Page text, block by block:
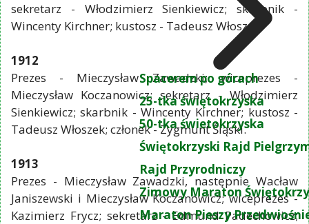
Spacerem po górach
25-tka świętokrzyska
50-tka świetokrzyska
Świętokrzyski Rajd
Rajd Przyrodniczy
Zimowy Maraton
Maraton Pieszy
sekretarz - Włodzimierz Sienkiewicz; skarbnik -
Wincenty Kirchner; kustosz - Tadeusz Włoszek.
1912
Prezes - Mieczysław Zawadzki; wiceprezes -
Mieczysław Koczanowicz; sekretarz - Włodzimierz
Sienkiewicz; skarbnik - Wincenty Kirchner; kustosz -
Tadeusz Włoszek; członek - Zygmunt Śląski.
1913
Prezes - Mieczysław Zawadzki, następnie Wacław
Janiszewski i Mieczysław Koczanowicz; wiceprezes -
Kazimierz Frycz; sekretarz - Edmund Padechowicz;